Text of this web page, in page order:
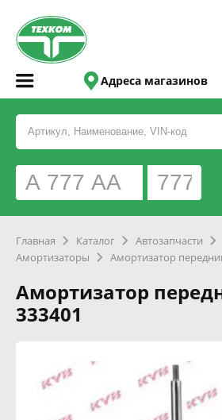
Адреса магазинов
Главная Каталог Автозапчасти
Амортизаторы
Амортизатор
Амортизатор
333401